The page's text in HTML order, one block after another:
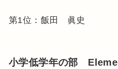
第1位：飯田 眞史
小学低学年の部